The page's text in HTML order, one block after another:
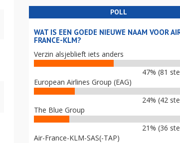
POLL
WAT IS EEN GOEDE NIEUWE NAAM VOOR
FRANCE-KLM?
Verzin alsjeblieft iets anders
47% (81
European Airlines Group (EAG)
24% (42
The Blue Group
21% (36
Air-France-KLM-SAS(-TAP)